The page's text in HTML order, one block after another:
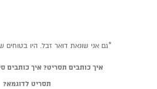
*גם אני שונאת דואר זבל. היו בטוחים
איך כותבים תסריט? איך כותבים
תסריט לדוגמא?